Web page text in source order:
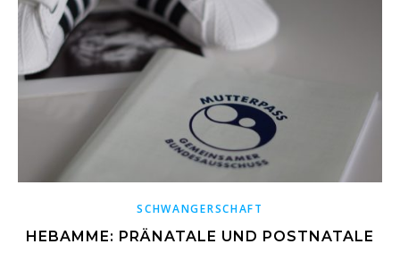
SCHWANGERSCHAFT
HEBAMME: PRÄNATALE UND POSTNATALE